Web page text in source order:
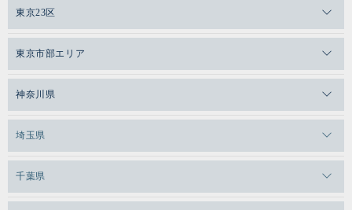
東京23区
メガロスルフレ恵比寿
メガロス日比谷シャンテ
メガロス白金台
メガロス田端
東京市部エリア
メガロス三鷹
メガロスルフレ三鷹
メガロス武蔵小金井
神奈川県
メガロス上永谷
メガロスルフレ上永谷
埼玉県
メガロスルフレ草加
千葉県